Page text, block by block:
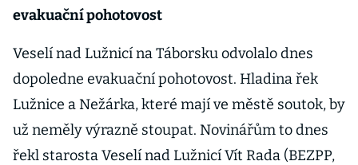
evakuační pohotovost
Veselí nad Lužnicí na Táborsku odvolalo dnes
dopoledne evakuační pohotovost. Hladina řek
Lužnice a Nežárka, které mají ve městě soutok, by
už neměly výrazně stoupat. Novinářům to dnes
řekl starosta Veselí nad Lužnicí Vít Rada (BEZPP,